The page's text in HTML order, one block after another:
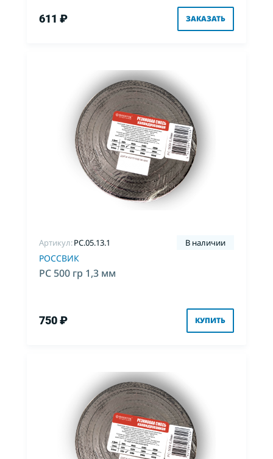
611 ₽ ЗАКАЗАТЬ
Артикул:PC.05.13.1 В наличии
РОССВИК
РС 500 гр 1,3 мм
750 ₽ КУПИТЬ